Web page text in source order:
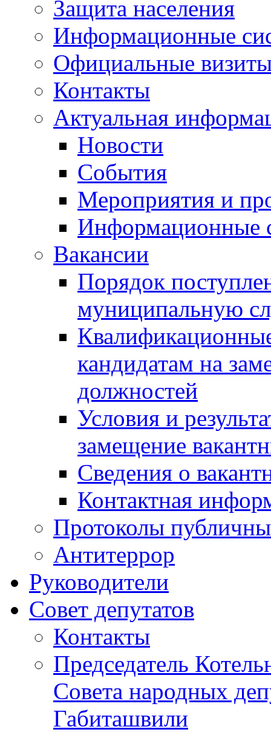
Защита населения
Информационные
Официальные
Контакты
Актуальная
Новости
События
Мероприятия и
Информационные
Вакансии
Порядок
муниципальную
кандидатам на
должностей
Условия и
замещение
Сведения о
Контактная
Протоколы
Антитеррор
Руководители
Совет депутатов
Контакты
Председатель
Совета народных
Габиташвили